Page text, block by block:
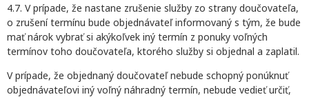
4.7. V prípade, že nastane zrušenie služby zo strany doučovateľa,
o zrušení termínu bude objednávateľ informovaný s tým, že bude
mať nárok vybrať si akýkoľvek iný termín z ponuky voľných
termínov toho doučovateľa, ktorého služby si objednal a zaplatil.
V prípade, že objednaný doučovateľ nebude schopný ponúknuť
objednávateľovi iný voľný náhradný termín, nebude vedieť určiť,